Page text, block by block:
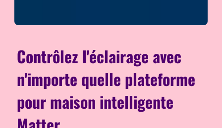
Contrôlez l'éclairage avec
n'importe quelle plateforme
pour maison intelligente